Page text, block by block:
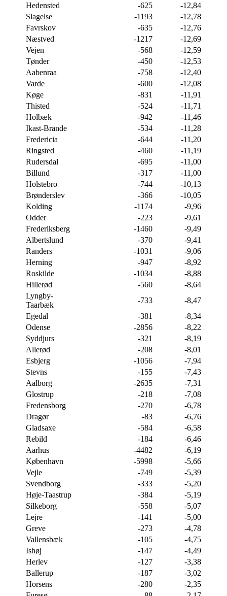
Hedensted
-625
-12,84
Slagelse
-1193
-12,78
Favrskov
-635
-12,76
Næstved
-1217
-12,69
Vejen
-568
-12,59
Tønder
-450
-12,53
Aabenraa
-758
-12,40
Varde
-600
-12,08
Køge
-831
-11,91
Thisted
-524
-11,71
Holbæk
-942
-11,46
Ikast-Brande
-534
-11,28
Fredericia
-644
-11,20
Ringsted
-460
-11,19
Rudersdal
-695
-11,00
Billund
-317
-11,00
Holstebro
-744
-10,13
Brønderslev
-366
-10,05
Kolding
-1174
-9,96
Odder
-223
-9,61
Frederiksberg
-1460
-9,49
Albertslund
-370
-9,41
Randers
-1031
-9,06
Herning
-947
-8,92
Roskilde
-1034
-8,88
Hillerød
-560
-8,64
Lyngby-
Taarbæk
-733
-8,47
Egedal
-381
-8,34
Odense
-2856
-8,22
Syddjurs
-321
-8,19
Allerød
-208
-8,01
Esbjerg
-1056
-7,94
Stevns
-155
-7,43
Aalborg
-2635
-7,31
Glostrup
-218
-7,08
Fredensborg
-270
-6,78
Dragør
-83
-6,76
Gladsaxe
-584
-6,58
Rebild
-184
-6,46
Aarhus
-4482
-6,19
København
-5998
-5,66
Vejle
-749
-5,39
Svendborg
-333
-5,20
Høje-Taastrup
-384
-5,19
Silkeborg
-558
-5,07
Lejre
-141
-5,00
Greve
-273
-4,78
Vallensbæk
-105
-4,75
Ishøj
-147
-4,49
Herlev
-127
-3,38
Ballerup
-187
-3,02
Horsens
-280
-2,35